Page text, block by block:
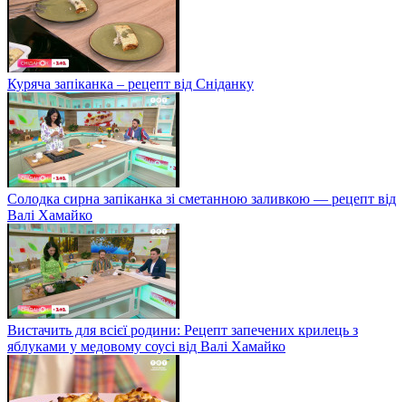
Куряча запіканка – рецепт від Сніданку
Солодка сирна запіканка зі сметанною заливкою — рецепт від
Валі Хамайко
Вистачить для всієї родини: Рецепт запечених крилець з
яблуками у медовому соусі від Валі Хамайко